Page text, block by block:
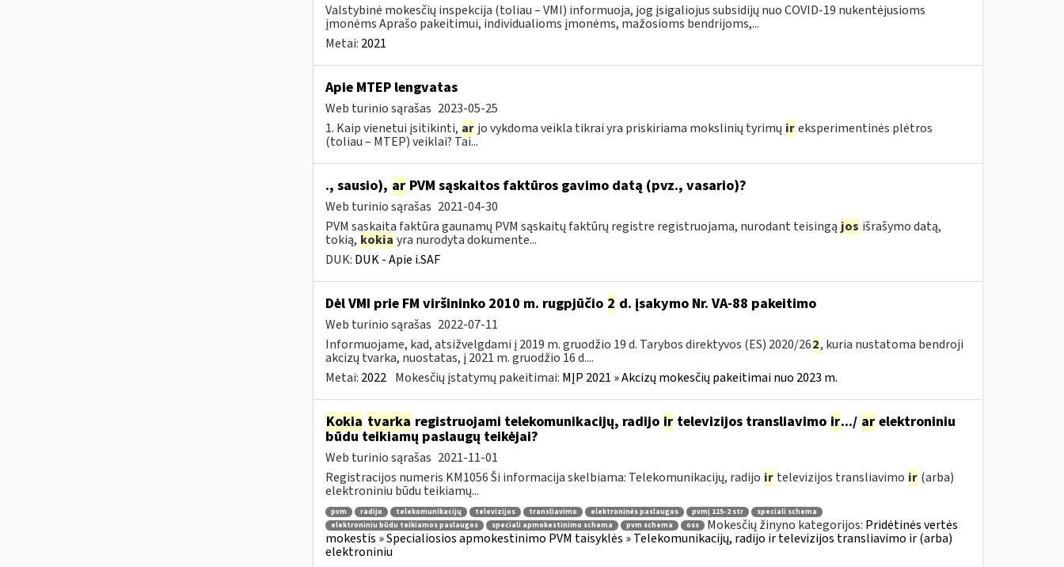
Valstybinė mokesčių inspekcija (toliau – VMI) informuoja, jog įsigaliojus subsidijų nuo COVID-19 nukentėjusioms
įmonėms Aprašo pakeitimui, individualioms įmonėms, mažosioms bendrijoms,...
Metai: 2021
Apie MTEP lengvatas
Web turinio sąrašas 2023-05-25
1. Kaip vienetui įsitikinti, ar jo vykdoma veikla tikrai yra priskiriama mokslinių tyrimų ir eksperimentinės plėtros
(toliau – MTEP) veiklai? Tai...
., sausio), arPVM sąskaitos faktūros gavimo datą (pvz., vasario)?
Web turinio sąrašas 2021-04-30
PVM sąskaita faktūra gaunamų PVM sąskaitų faktūrų registre registruojama, nurodant teisingą jos išrašymo datą,
tokią, kokia yra nurodyta dokumente...
DUK: DUK - Apie i.SAF
Dėl VMI prie FM viršininko 2010 m. rugpjūčio 2 d. įsakymo Nr. VA-88 pakeitimo
Web turinio sąrašas 2022-07-11
Informuojame, kad, atsižvelgdami į 2019 m. gruodžio 19 d. Tarybos direktyvos (ES) 2020/262, kuria nustatoma bendroji
akcizų tvarka, nuostatas, į 2021 m. gruodžio 16 d....
Metai: 2022 Mokesčių įstatymų pakeitimai: MĮP 2021 » Akcizų mokesčių pakeitimai nuo 2023 m.
Kokia tvarka registruojami telekomunikacijų, radijo irtelevizijos transliavimo ir.../ arelektroniniu
būdu teikiamų paslaugų teikėjai?
Web turinio sąrašas 2021-11-01
Registracijos numeris KM1056 Ši informacija skelbiama: Telekomunikacijų, radijo ir televizijos transliavimo ir (arba)
elektroniniu būdu teikiamų...
pvm radijo telekomunikacijų televizijos transliavimo elektroninės paslaugos pvmį 115-2 str
speciali schema
elektroniniu būdu teikiamos paslaugos
speciali apmokestinimo schema pvm schema oss Mokesčių žinyno kategorijos: Pridėtinės vertės
mokestis » Specialiosios apmokestinimo PVM taisyklės » Telekomunikacijų, radijo ir televizijos transliavimo ir (arba)
elektroniniu